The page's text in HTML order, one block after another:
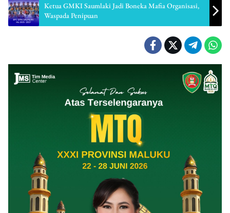
Ketua GMKI Saumlaki Jadi Boneka Mafia Organisasi,
Waspada Penipuan